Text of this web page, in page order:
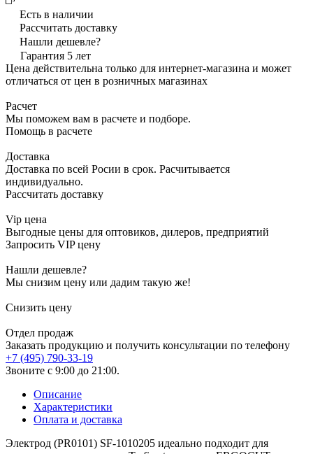
Есть в наличии
Рассчитать доставку
Нашли дешевле?
Гарантия 5 лет
Цена действительна только для интернет-магазина и может
отличаться от цен в розничных магазинах
Расчет
Мы поможем вам в расчете и подборе.
Помощь в расчете
Доставка
Доставка по всей Росии в срок. Расчитывается
индивидуально.
Рассчитать доставку
Vip цена
Выгодные цены для оптовиков, дилеров, предприятий
Запросить VIP цену
Нашли дешевле?
Мы снизим цену или дадим такую же!
Снизить цену
Отдел продаж
Заказать продукцию и получить консультации по телефону
+7 (495) 790-33-19
Звоните с 9:00 до 21:00.
Описание
Характеристики
Оплата и доставка
Электрод (PR0101) SF-1010205 идеально подходит для